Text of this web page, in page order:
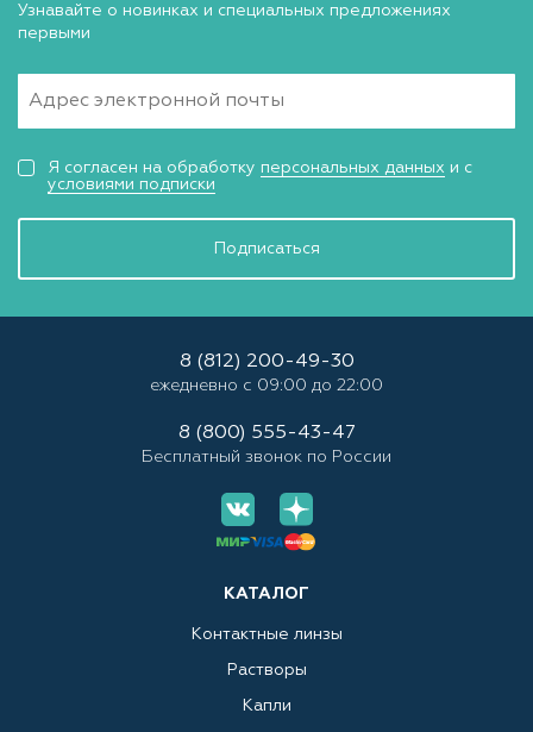
Узнавайте о новинках и специальных предложениях
первыми
Подписаться
Я согласен на обработку персональных данных и с
условиями подписки
КАТАЛОГ
Контактные линзы
Растворы
Капли
8 (812) 200-49-30
ежедневно с 09:00 до 22:00
8 (800) 555-43-47
Бесплатный звонок по России